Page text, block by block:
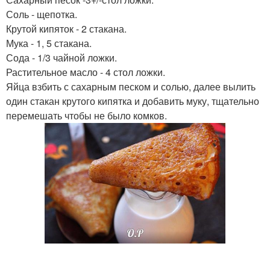
Соль - щепотка.
Крутой кипяток - 2 стакана.
Мука - 1, 5 стакана.
Сода - 1/3 чайной ложки.
Растительное масло - 4 стол ложки.
Яйца взбить с сахарным песком и солью, далее вылить
один стакан крутого кипятка и добавить муку, тщательно
перемешать чтобы не было комков.